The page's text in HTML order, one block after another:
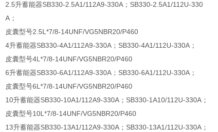
2.5升蓄能器SB330-2.5A1/112A9-330A；SB330-2.5A1/112U-330
A；
皮囊型号2.5L*7/8-14UNF/VG5NBR20/P460
4升蓄能器SB330-4A1/112A9-330A；SB330-4A1/112U-330A；
皮囊型号4L*7/8-14UNF/VG5NBR20/P460
6升蓄能器SB330-6A1/112A9-330A；SB330-6A1/112U-330A；
皮囊型号6L*7/8-14UNF/VG5NBR20/P460
10升蓄能器SB330-10A1/112A9-330A；SB330-1A10/112U-330A；
皮囊型号10L*7/8-14UNF/VG5NBR20/P460
13升蓄能器SB330-13A1/112A9-330A；SB330-13A1/112U-330A；